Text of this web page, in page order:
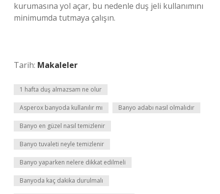
kurumasına yol açar, bu nedenle duş jeli kullanımını
minimumda tutmaya çalışın.
Tarih: Makaleler
1 hafta duş almazsam ne olur
Asperox banyoda kullanılır mı Banyo adabı nasıl olmalıdır
Banyo en güzel nasıl temizlenir
Banyo tuvaleti neyle temizlenir
Banyo yaparken nelere dikkat edilmeli
Banyoda kaç dakika durulmalı